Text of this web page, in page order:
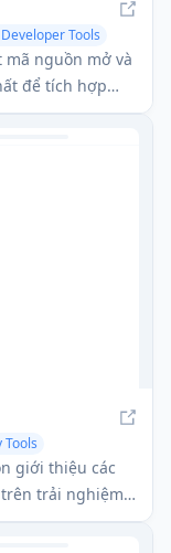
Tools
mã nguồn mở và
để tích hợp
trợ tạo văn bản,
Tools
giới thiệu các
trải nghiệm